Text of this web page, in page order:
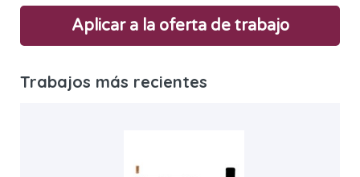
Aplicar a la oferta de trabajo
Trabajos más recientes